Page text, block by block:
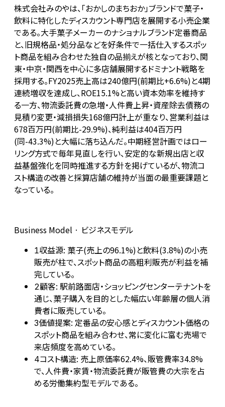
株式会社みのやは、「おかしのまちおか」ブランドで菓子・
飲料に特化したディスカウント専門店を展開する小売企業
である。大手菓子メーカーのナショナルブランド定番商品
と、旧規格品・処分品などを好条件で一括仕入するスポッ
ト商品を組み合わせた独自の品揃えが核となっており、関
東・中京・関西を中心に多店舗展開するドミナント戦略を
採用する。FY2025売上高は240億円(前期比+6.6%)と4期
連続増収を達成し、ROE15.1%と高い資本効率を維持す
る一方、物流委託費の急増・人件費上昇・資産除去債務の
見積り変更・減損損失168億円計上が重なり、営業利益は
678百万円(前期比-29.9%)、純利益は404百万円
(同-43.3%)と大幅に落ち込んだ。中期経営計画ではロー
リング方式で毎年見直しを行い、安定的な新規出店と収
益基盤強化を同時推進する方針を掲げているが、物流コ
スト構造の改善と採算店舗の維持が当面の最重要課題と
なっている。
Business Model · ビジネスモデル
1収益源: 菓子(売上の96.1%)と飲料(3.8%)の小売
販売が柱で、スポット商品の高粗利販売が利益を補
完している。
2顧客: 駅前路面店・ショッピングセンターテナントを
通じ、菓子購入を目的とした幅広い年齢層の個人消
費者に販売している。
3価値提案: 定番品の安心感とディスカウント価格の
スポット商品を組み合わせ、常に変化に富む売場で
来店頻度を高めている。
4コスト構造: 売上原価率62.4%、販管費率34.8%
で、人件費・家賃・物流委託費が販管費の大宗を占
める労働集約型モデルである。